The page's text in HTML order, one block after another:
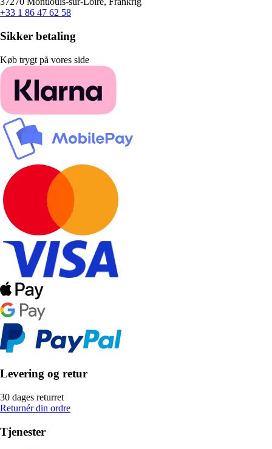
+33 1 86 47 62 58
Sikker betaling
Køb trygt på vores side
Levering og retur
30 dages returret
Returnér din ordre
Tjenester